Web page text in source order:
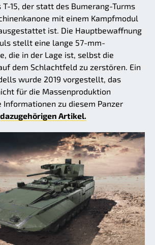
15, der statt des Bumerang-Turms
mit einem Kampfmodul
ist. Die Hauptbewaffnung
stellt eine lange 57-mm-
die in der Lage ist, selbst die
dem Schlachtfeld zu zerstören. Ein
wurde 2019 vorgestellt, das
für die Massenproduktion
zu diesem Panzer
dazugehörigen Artikel.